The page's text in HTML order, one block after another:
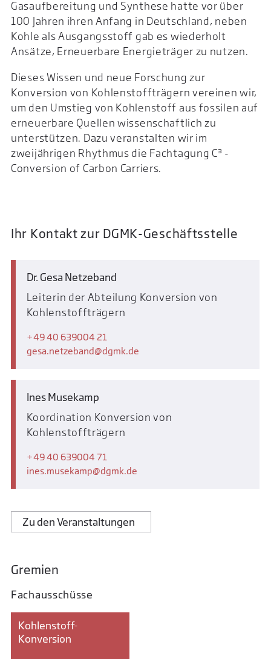
Gasaufbereitung und Synthese hatte vor über
100 Jahren ihren Anfang in Deutschland, neben
Kohle als Ausgangsstoff gab es wiederholt
Ansätze, Erneuerbare Energieträger zu nutzen.
Dieses Wissen und neue Forschung zur
Konversion von Kohlenstoffträgern vereinen wir,
um den Umstieg von Kohlenstoff aus fossilen auf
erneuerbare Quellen wissenschaftlich zu
unterstützen. Dazu veranstalten wir im
zweijährigen Rhythmus die Fachtagung C³ -
Conversion of Carbon Carriers.
Ihr Kontakt zur DGMK-Geschäftsstelle
Dr. Gesa Netzeband
Leiterin der Abteilung Konversion von
Kohlenstoffträgern
+49 40 639004 21
gesa.netzeband
dgmk.de
Ines Musekamp
Koordination Konversion von
Kohlenstoffträgern
+49 40 639004 71
ines.musekamp
dgmk.de
Zu den Veranstaltungen
Gremien
Fachausschüsse
Kohlenstoff-
Konversion